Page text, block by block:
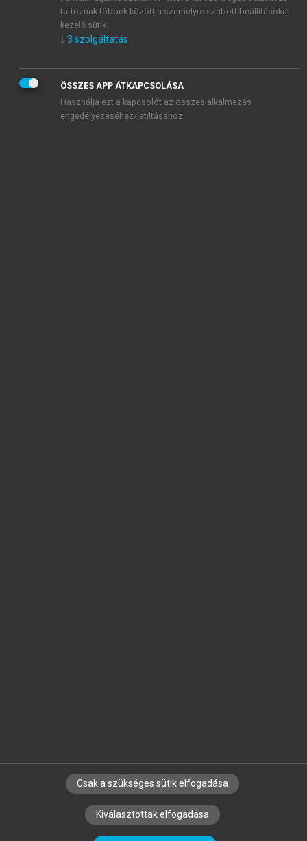
tudomásul veszem és elfogadom.
KIPRÓBÁLOM
SZERZŐKNEK CÉGEKNEK KÖNYVTÁROSOKNAK
SZERKESZTÉSI ÉS LEKTORÁLÁSI ALAPELVEK
tartoznak többek között a személyre szabott beállításokat
kezelő sütik.
↓ 3 szolgáltatás
ÖSSZES APP ÁTKAPCSOLÁSA
Használja ezt a kapcsolót az összes alkalmazás
engedélyezéséhez/letiltásához.
Csak a szükséges sütik elfogadása
Kiválasztottak elfogadása